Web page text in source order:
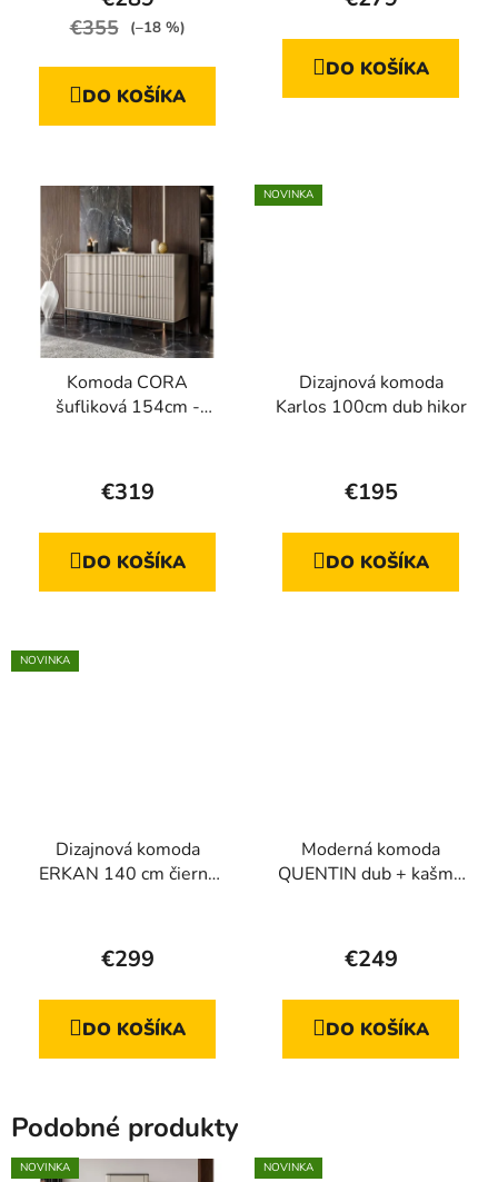
produktu
z
€355 (–18 %)
DO KOŠÍKA
je
5,0
DO KOŠÍKA
Komoda CORA
šufliková 154cm -
hodnotenie
je
5,0
€319
DO KOŠÍKA
NOVINKA
Dizajnová komoda
Karlos 100cm dub hikor
€195
DO KOŠÍKA
NOVINKA
Dizajnová komoda
ERKAN 140 cm čierna
€299
DO KOŠÍKA
Moderná komoda
QUENTIN dub + kašmír
hodnotenie
je
4,6
€249
DO KOŠÍKA
Podobné produkty
NOVINKA NOVINKA